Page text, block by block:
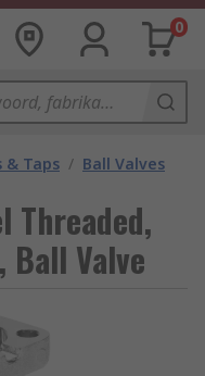
0
& Taps / Ball Valves
Threaded,
Ball Valve